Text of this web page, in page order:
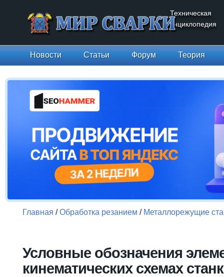
Техническая
энциклопедия
Новости Статьи Форум Теория
Главная /Обработка резанием / Металлорежущие
Условные обозначения
кинематических схемах